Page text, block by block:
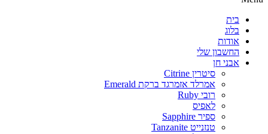
בית
בלוג
אודות
החשבון שלי
אבני חן
סיטרין Citrine
אמרלד אזמרגד ברקת Emerald
רובי Ruby
לאפיס
ספיר Sapphire
טנזנייט Tanzanite